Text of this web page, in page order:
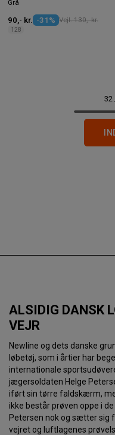
Grå
90,- kr. -31% Vejl. 130,- kr.
128
32
ALSIDIG DANSK
VEJR
Newline og dets danske
løbetøj, som i årtier har
internationale
jægersoldaten Helge
iført sin tørre faldskærm,
ikke består prøven oppe i
Petersen nok og sætter sig
vejret og luftlagenes